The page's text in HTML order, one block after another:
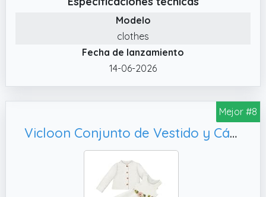
✔️ Ocasiones: Este versátil vestido es
perfecto para cumpleaños, bodas, bautizos,
baby showers, ceremonias de
nombramiento, sesiones de fotos para
aplastar pasteles o cualquier ocasión formal.
✔️ Vestidos para niña de 0 a 3 meses, de 3 a
6 meses, de 6 a 12 meses, de 12 a 18 meses y
✔️ El paquete incluye: 1 vestido + 1 diadema.
Modelo
clothes
Fecha de lanzamiento
14-06-2026
Mejor #8
Vicloon Conjunto de Vestido y Cárdigan para Bebé Niña, Blanco